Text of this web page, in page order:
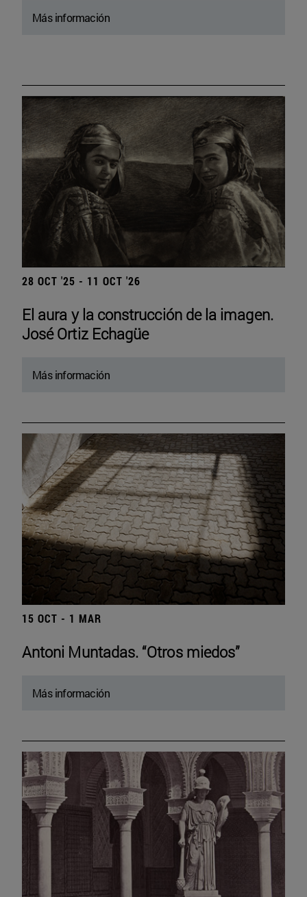
Más información
28 OCT '25 - 11 OCT '26
El aura y la construcción de la imagen.
José Ortiz Echagüe
Más información
15 OCT - 1 MAR
Antoni Muntadas. “Otros miedos”
Más información